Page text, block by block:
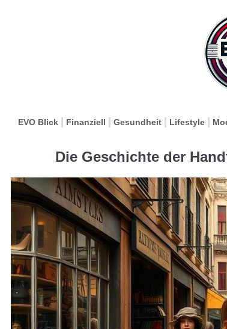
EVO Blick Finanziell Gesundheit Lifestyle
Die Geschichte der